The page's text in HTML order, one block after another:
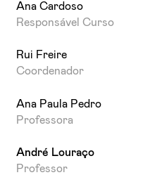
Ana Cardoso
Responsável Curso
Rui Freire
Coordenador
Ana Paula Pedro
Professora
André Louraço
Professor